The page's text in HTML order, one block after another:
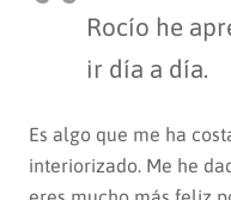
Rocío he
ir día a día.
Es algo que me ha
interiorizado. Me he